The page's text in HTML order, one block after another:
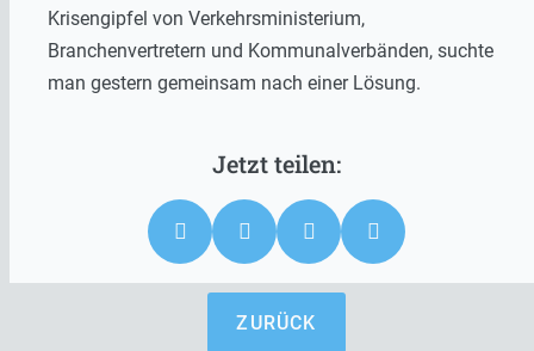
Krisengipfel von Verkehrsministerium,
Branchenvertretern und Kommunalverbänden, suchte
man gestern gemeinsam nach einer Lösung.
ZURÜCK